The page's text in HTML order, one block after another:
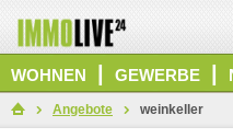
WOHNEN GEWERBE
Angebote weinkeller